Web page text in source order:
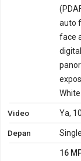
auto
face
Video Ya,
Depan Single
16